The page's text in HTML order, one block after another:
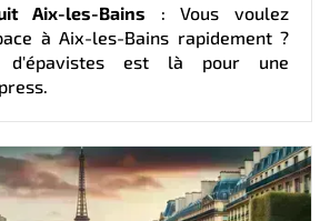
Aix-les-Bains : Vous voulez
à Aix-les-Bains rapidement ?
d'épavistes est là pour une